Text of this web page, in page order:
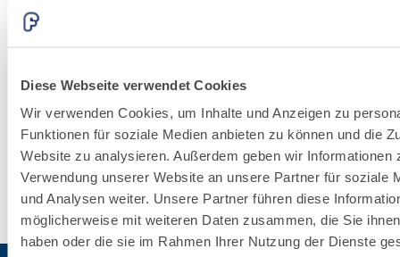
Diese Webseite verwendet Cookies
Wir verwenden Cookies, um Inhalte und Anzeigen zu
Funktionen für soziale Medien anbieten zu können und die
Website zu analysieren. Außerdem geben wir Informationen
Verwendung unserer Website an unsere Partner für soziale
und Analysen weiter. Unsere Partner führen diese
möglicherweise mit weiteren Daten zusammen, die Sie
haben oder die sie im Rahmen Ihrer Nutzung der Dienste
Erfahre
mehr